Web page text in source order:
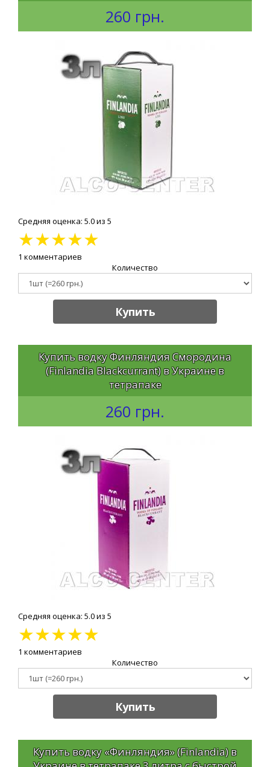
260 грн.
Средняя оценка: 5.0 из 5
★★★★★
1 комментариев
Количество
Купить
Купить водку Финляндия Смородина
(Finlandia Blackcurrant) в Украине в
тетрапаке
260 грн.
Средняя оценка: 5.0 из 5
★★★★★
1 комментариев
Количество
Купить
Купить водку «Финляндия» (Finlandia) в